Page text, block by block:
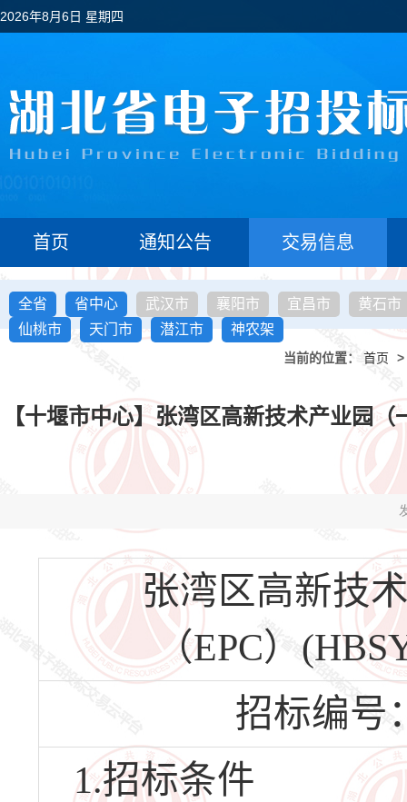
2026年8月6日 星期四
首页 通知公告 交易信息
全省 省中心 武汉市 襄阳市 宜昌市
黄石市
仙桃市
天门市 潜江市 神农架
当前的位置： 首页 >
【十堰市中心】张湾区高新技术产业园（
张湾区高新技
（EPC）
招标编号
1.招标条件